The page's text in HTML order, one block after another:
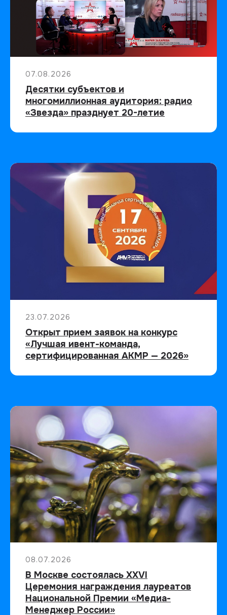
07.08.2026
Десятки субъектов и
многомиллионная аудитория: радио
«Звезда» празднует 20-летие
23.07.2026
Открыт прием заявок на конкурс
«Лучшая ивент-команда,
сертифицированная АКМР — 2026»
08.07.2026
В Москве состоялась XXVI
Церемония награждения лауреатов
Национальной Премии «Медиа-
Менеджер России»